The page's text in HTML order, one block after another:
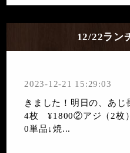
12/22ラ
2023-12-21 15:29:03
きました！明日の、あ
4枚 ¥1800②アジ（2枚
0単品↓焼...